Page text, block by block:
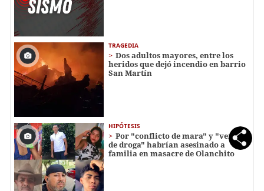
TRAGEDIA
Dos adultos mayores, entre los
heridos que dejó incendio en barrio
San Martín
HIPÓTESIS
Por "conflicto de mara" y "venta
de droga" habrían asesinado a
familia en masacre de Olanchito